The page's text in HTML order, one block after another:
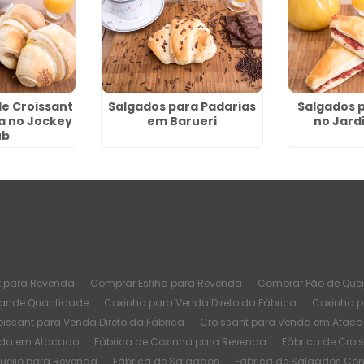
Croissant
no Jockey
Salgados para Padarias
em Barueri
Salgados
no
Revenda Comprar Esfiha para Revenda Comprar Pão de
Quantidade Coxinha para Venda Direto da Fábrica
Coxinha
para Venda Direto da Fábrica Croissant para Venda em
em Atacado Fábrica de Coxinha para Revenda
Fábrica de
para Revenda Fábrica de Salgados Fábrica de Salgados